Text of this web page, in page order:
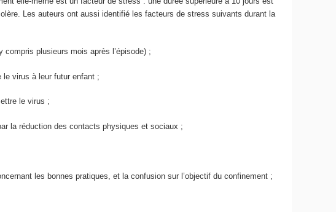
Les auteurs ont aussi identifié les facteurs de stress suivants durant la
compris plusieurs mois après l’épisode) ;
le virus à leur futur enfant ;
le virus ;
la réduction des contacts physiques et sociaux ;
les bonnes pratiques, et la confusion sur l’objectif du confinement ;